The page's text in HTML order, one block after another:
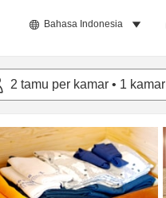
Bahasa Indonesia
2 tamu per kamar • 1 kamar